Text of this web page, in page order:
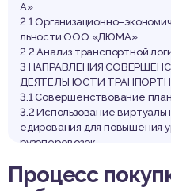
А»
2.1
льности ООО «ДЮМА»
2.2 Анализ транспортной
3 НАПРАВЛЕНИЯ
ДЕЯТЕЛЬНОСТИ
3.1 Совершенствование
3.2 Использование
едирования для повышения
рузоперевозок
СПИСОК
ПРИЛОЖЕНИЯ
Процесс